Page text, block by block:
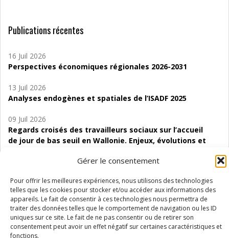
Gérer le consentement
Pour offrir les meilleures expériences, nous utilisons des technologies
telles que les cookies pour stocker et/ou accéder aux informations des
appareils. Le fait de consentir à ces technologies nous permettra de
traiter des données telles que le comportement de navigation ou les ID
uniques sur ce site. Le fait de ne pas consentir ou de retirer son
consentement peut avoir un effet négatif sur certaines caractéristiques et
fonctions.
Publications récentes
16 Juil 2026
Perspectives économiques régionales 2026-2031
13 Juil 2026
Analyses endogènes et spatiales de l’ISADF 2025
09 Juil 2026
Regards croisés des travailleurs sociaux sur l’accueil
de jour de bas seuil en Wallonie. Enjeux, évolutions et
Étude d’évaluabilité des Structures
d’accompagnement à l’autocréation d’emploi (SAACE)
01 Juil 2026
Pénurie du personnel infirmier :quels indicateurs
d’offre de soins pour comprendre la situation en